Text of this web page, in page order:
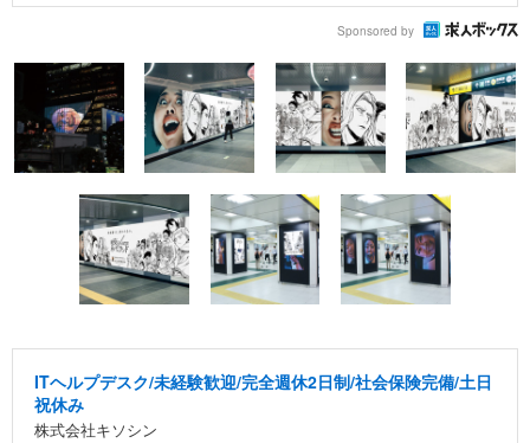
Sponsored by
ITヘルプデスク/未経験歓迎/完全週休2日制/社会保険完備/土日
祝休み
株式会社キソシン